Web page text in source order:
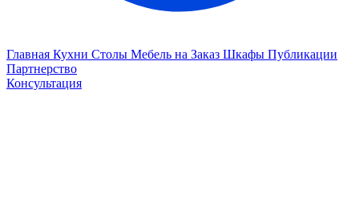
Главная Кухни Столы Мебель на Заказ Шкафы Публикации
Партнерство
Консультация